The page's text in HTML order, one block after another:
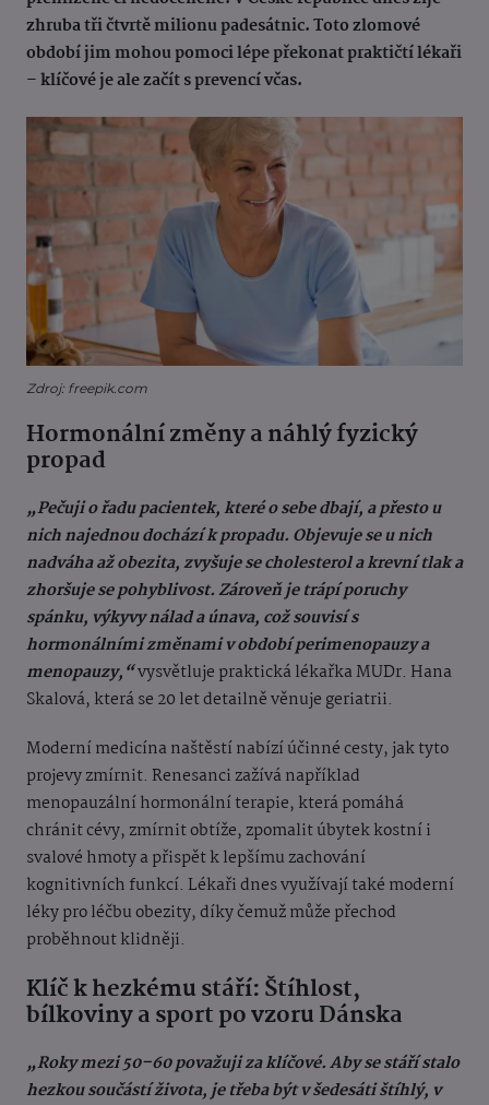
zhruba tři čtvrtě milionu padesátnic. Toto zlomové
období jim mohou pomoci lépe překonat praktičtí lékaři
– klíčové je ale začít s prevencí včas.
Zdroj: freepik.com
Hormonální změny a náhlý fyzický
propad
„Pečuji o řadu pacientek, které o sebe dbají, a přesto u
nich najednou dochází k propadu. Objevuje se u nich
nadváha až obezita, zvyšuje se cholesterol a krevní tlak a
zhoršuje se pohyblivost. Zároveň je trápí poruchy
spánku, výkyvy nálad a únava, což souvisí s
hormonálními změnami v období perimenopauzy a
menopauzy,“vysvětluje praktická lékařka MUDr. Hana
Skalová, která se 20 let detailně věnuje geriatrii.
Moderní medicína naštěstí nabízí účinné cesty, jak tyto
projevy zmírnit. Renesanci zažívá například
menopauzální hormonální terapie, která pomáhá
chránit cévy, zmírnit obtíže, zpomalit úbytek kostní i
svalové hmoty a přispět k lepšímu zachování
kognitivních funkcí. Lékaři dnes využívají také moderní
léky pro léčbu obezity, díky čemuž může přechod
proběhnout klidněji.
Klíč k hezkému stáří: Štíhlost,
bílkoviny a sport po vzoru Dánska
„Roky mezi 50–60 považuji za klíčové. Aby se stáří stalo
hezkou součástí života, je třeba být v šedesáti štíhlý, v